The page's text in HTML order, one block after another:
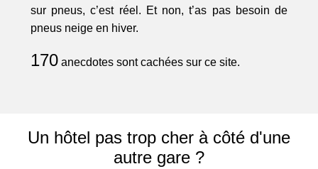
sur pneus, c’est réel. Et non, t’as pas besoin de
pneus neige en hiver.
170anecdotes sont cachées sur ce site.
Un hôtel pas trop cher à côté d'une
autre gare ?